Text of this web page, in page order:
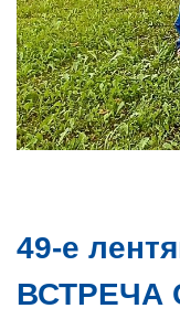
49-е
ВСТРЕЧА